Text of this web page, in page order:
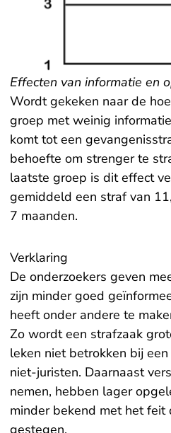
Effecten van informatie en
Wordt gekeken naar de
groep met weinig
komt tot een
behoefte om strenger te
laatste groep is dit effect
gemiddeld een straf van
7 maanden.
Verklaring
De onderzoekers geven
zijn minder goed
heeft onder andere te
Zo wordt een strafzaak
leken niet betrokken bij
niet-juristen. Daarnaast
nemen, hebben lager
minder bekend met het
gestegen.